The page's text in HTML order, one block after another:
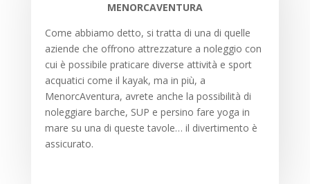
MENORCAVENTURA
Come abbiamo detto, si tratta di una di quelle
aziende che offrono attrezzature a noleggio con
cui è possibile praticare diverse attività e sport
acquatici come il kayak, ma in più, a
MenorcAventura, avrete anche la possibilità di
noleggiare barche, SUP e persino fare yoga in
mare su una di queste tavole… il divertimento è
assicurato.